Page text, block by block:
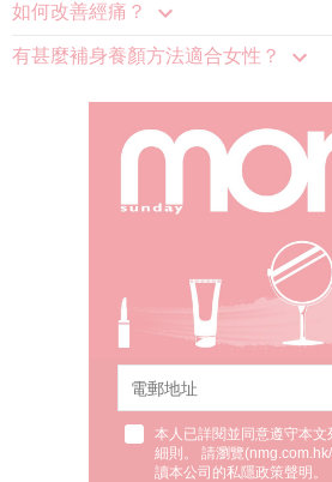
如何改善經痛？
有甚麼補身養顏方法適合女性？
本人已詳閱並同意遵守本文
細則。 請瀏覽(
讀本公司的私隱政策聲明。